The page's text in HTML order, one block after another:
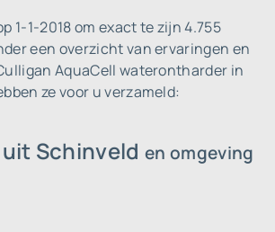
1-1-2018 om exact te zijn 4.755
een overzicht van ervaringen en
AquaCell waterontharder in
ze voor u verzameld:
Schinveld en omgeving